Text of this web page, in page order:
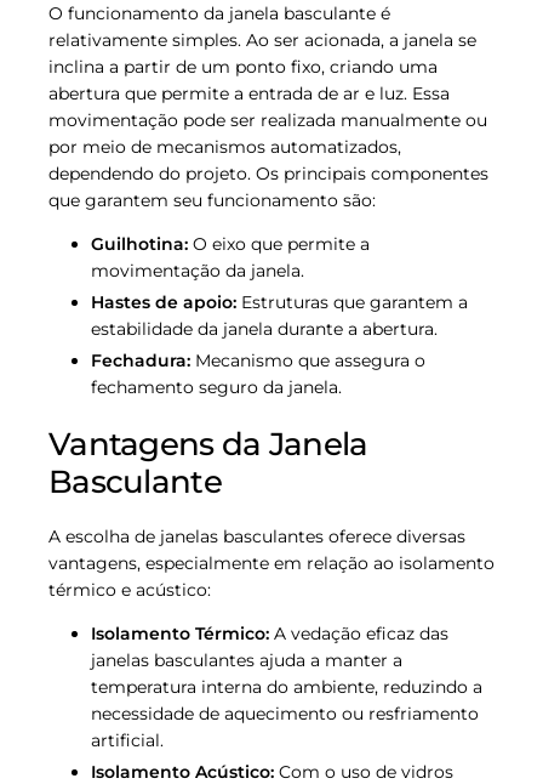
O funcionamento da janela basculante é
relativamente simples. Ao ser acionada, a janela se
inclina a partir de um ponto fixo, criando uma
abertura que permite a entrada de ar e luz. Essa
movimentação pode ser realizada manualmente ou
por meio de mecanismos automatizados,
dependendo do projeto. Os principais componentes
que garantem seu funcionamento são:
Guilhotina: O eixo que permite a
movimentação da janela.
Hastes de apoio: Estruturas que garantem a
estabilidade da janela durante a abertura.
Fechadura: Mecanismo que assegura o
fechamento seguro da janela.
Vantagens da Janela
Basculante
A escolha de janelas basculantes oferece diversas
vantagens, especialmente em relação ao isolamento
térmico e acústico:
Isolamento Térmico: A vedação eficaz das
janelas basculantes ajuda a manter a
temperatura interna do ambiente, reduzindo a
necessidade de aquecimento ou resfriamento
artificial.
Isolamento Acústico: Com o uso de vidros